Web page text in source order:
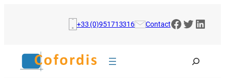
+33 (0)951713316 ContactFacebook
Twitter
Rechercher